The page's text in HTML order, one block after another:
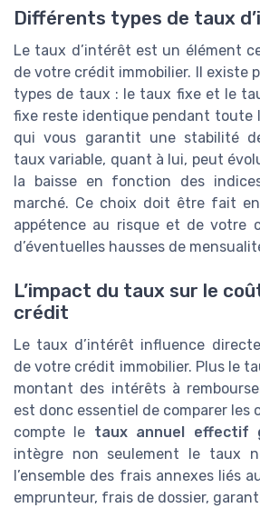
Différents types de taux
Le taux d’intérêt est un élément
de votre crédit immobilier. Il existe
types de taux : le taux fixe et le
fixe reste identique pendant toute
qui vous garantit une stabilité
taux variable, quant à lui, peut
la baisse en fonction des
marché. Ce choix doit être fait
appétence au risque et de votre
d’éventuelles hausses de
L’impact du taux sur le
crédit
Le taux d’intérêt influence
de votre crédit immobilier. Plus le
montant des intérêts à
est donc essentiel de comparer les
compte le taux annuel effectif
intègre non seulement le taux
l’ensemble des frais annexes liés
emprunteur, frais de dossier,